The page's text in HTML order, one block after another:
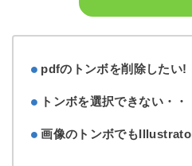
pdfのトンボを削除したい!
トンボを選択できない・・
画像のトンボでも